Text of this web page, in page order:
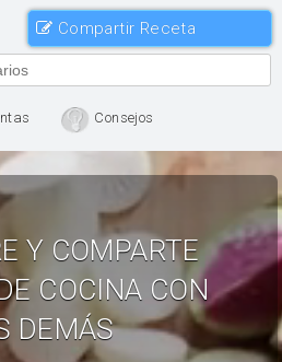
Consejos
Y COMPARTE
COCINA CON
DEMÁS
Compartir Receta